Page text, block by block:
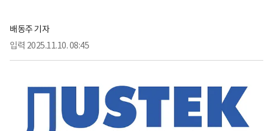
배동주 기자
입력 2025.11.10. 08:45